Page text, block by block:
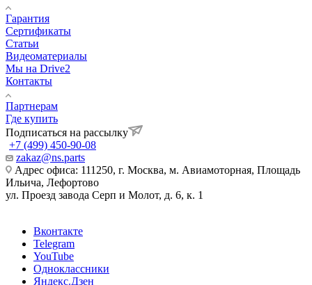
Гарантия
Сертификаты
Статьи
Видеоматериалы
Мы на Drive2
Контакты
Партнерам
Где купить
Подписаться на рассылку
+7 (499) 450-90-08
zakaz@ns.parts
Адрес офиса: 111250, г. Москва, м. Авиамоторная, Площадь
Ильича, Лефортово
ул. Проезд завода Серп и Молот, д. 6, к. 1
Вконтакте
Telegram
YouTube
Одноклассники
Яндекс.Дзен